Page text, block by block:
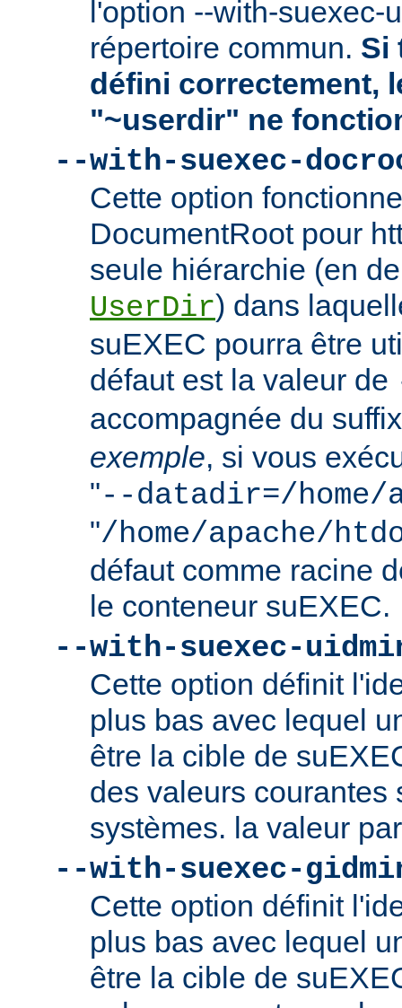
l'option --with-suexec-
répertoire commun. Si
défini correctement,
"~userdir" ne
--with-suexec-
Cette option
DocumentRoot pour
seule hiérarchie (en
UserDir) dans
suEXEC pourra être
défaut est la valeur de
accompagnée du
exemple, si vous
"--datadir=/home/
"/home/apache/
défaut comme racine
le conteneur suEXEC.
--with-suexec-
Cette option définit
plus bas avec lequel
être la cible de
des valeurs courantes
systèmes. la valeur
--with-suexec-
Cette option définit
plus bas avec lequel
être la cible de